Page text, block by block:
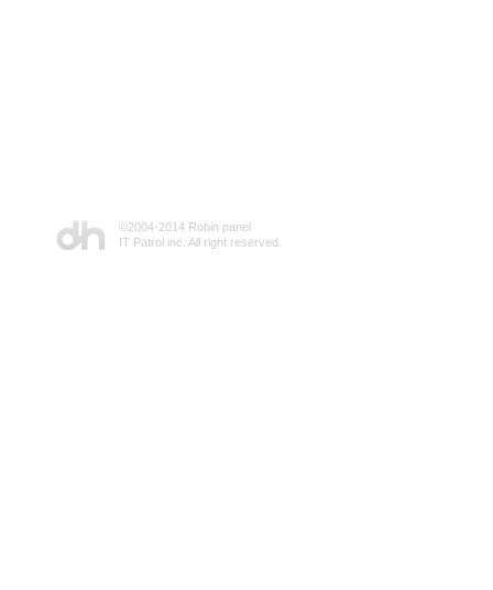
©2004-2014 Robin panel
IT Patrol inc. All right reserved.